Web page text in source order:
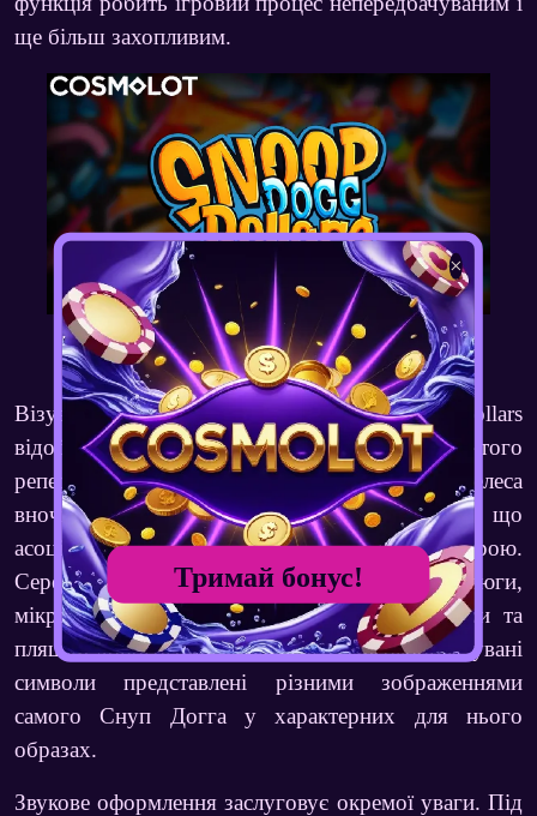
ще більш захопливим.
Тематика та дизайн гри
Візуальне оформленняSnoop Dogg Dollars
відображає розкішний стиль життя знаменитого
репера. Фоном слугує панорама Лос-Анджелеса
вночі, а барабани прикрашені символами, що
асоціюються зі Снуп Доггом та хіп-хоп культурою.
Серед символів можна зустріти золоті ланцюги,
мікрофони, сонцезахисні окуляри, лоурайдери та
пляшки дорогого шампанського. Високооплачувані
символи представлені різними зображеннями
самого Снуп Догга у характерних для нього
образах.
Звукове оформлення заслуговує окремої уваги. Під
×
Тримай бонус!